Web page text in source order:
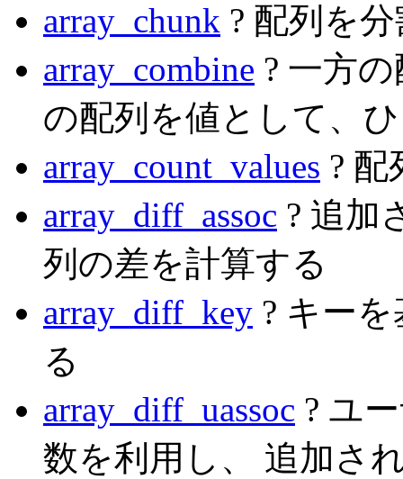
array_chunk ? 配列を
array_combine ? 一方
の配列を値として、
array_count_values ?
array_diff_assoc ? 追加
列の差を計算する
array_diff_key ? キー
る
array_diff_uassoc ? ユ
数を利用し、 追加さ